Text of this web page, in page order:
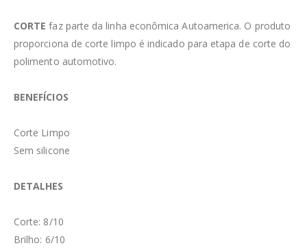
CORTE faz parte da linha econômica Autoamerica. O produto
proporciona de corte limpo é indicado para etapa de corte do
polimento automotivo.⁣⁣⁣
BENEFÍCIOS⁣⁣⁣
Corte Limpo⁣⁣⁣
Sem silicone⁣⁣⁣
DETALHES⁣⁣⁣
Corte: 8/10⁣⁣⁣
Brilho: 6/10⁣⁣⁣